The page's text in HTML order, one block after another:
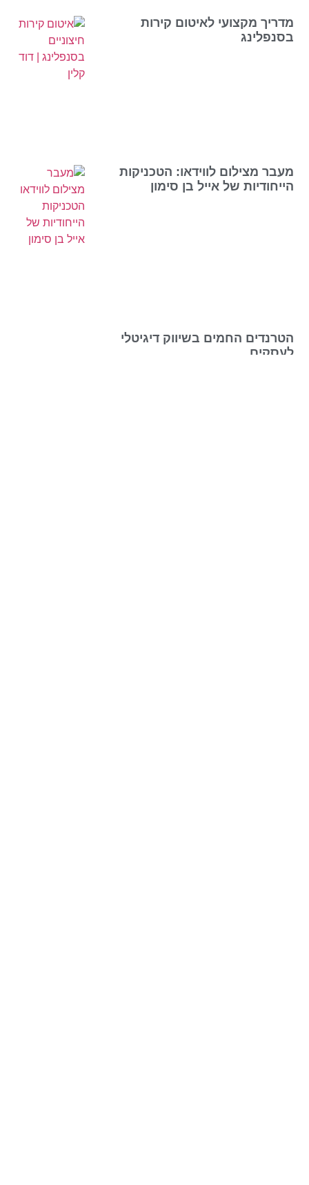
מדריך מקצועי לאיטום קירות
בסנפלינג
מעבר מצילום לווידאו: הטכניקות
הייחודיות של אייל בן סימון
הטרנדים החמים בשיווק דיגיטלי
לעסקים